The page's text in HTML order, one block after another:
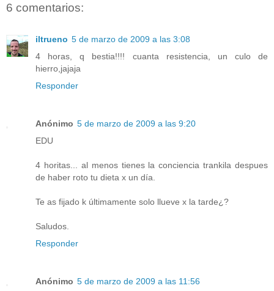
6 comentarios:
iltrueno 5 de marzo de 2009 a las 3:08
4 horas, q bestia!!!! cuanta resistencia, un culo de
hierro,jajaja
Responder
Anónimo 5 de marzo de 2009 a las 9:20
EDU
4 horitas... al menos tienes la conciencia trankila despues
de haber roto tu dieta x un día.
Te as fijado k últimamente solo llueve x la tarde¿?
Saludos.
Responder
Anónimo 5 de marzo de 2009 a las 11:56